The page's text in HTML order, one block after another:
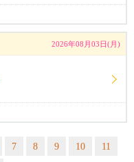
2026年08月03日(月)
7 8 9 10
11